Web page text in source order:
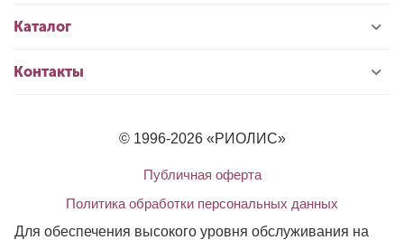
Каталог
Контакты
© 1996-2026 «РИОЛИС»
Публичная оферта
Политика обработки персональных данных
Для обеспечения высокого уровня обслуживания на